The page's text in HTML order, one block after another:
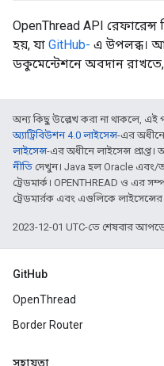
OpenThread API
হয়, যা GitHub- এ উপলব্ধ।
ডকুমেন্টেশনে অবদান রাখতে,
অন্য কিছু উল্লেখ করা না থাকলে, এই
অ্যাট্রিবিউশন 4.0 লাইসেন্স-এর
লাইসেন্স-এর অধীনে লাইসেন্স
নীতি দেখুন। Java হল Oracle এবং/
ট্রেডমার্ক। OPENTHREAD ও এর
ট্রেডমার্রক এবং এগুলিকে
2023-12-01 UTC-তে শেষবার
GitHub
OpenThread
Border Router
সহায়তা